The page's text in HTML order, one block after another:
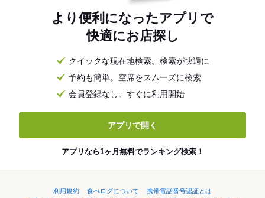
より便利になったアプリで
快適にお店探し
クイックな現在地検索。検索が快適に
予約も簡単。空席をスムーズに検索
会員登録なし。すぐに利用開始
アプリで開く
アプリなら1ヶ月無料でランキング検索！
利用規約 食べログについて
携帯電話番号認証とは